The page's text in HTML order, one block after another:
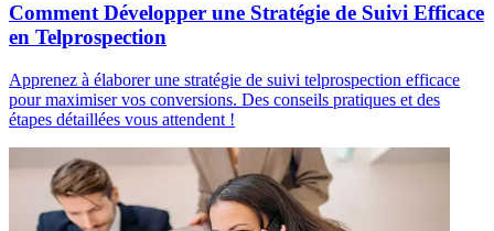
Comment Développer une Stratégie de Suivi Efficace
en Telprospection
Apprenez à élaborer une stratégie de suivi telprospection efficace
pour maximiser vos conversions. Des conseils pratiques et des
étapes détaillées vous attendent !